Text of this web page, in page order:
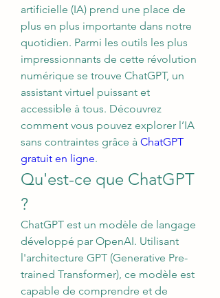
artificielle (IA) prend une place de
plus en plus importante dans notre
quotidien. Parmi les outils les plus
impressionnants de cette révolution
numérique se trouve ChatGPT, un
assistant virtuel puissant et
accessible à tous. Découvrez
comment vous pouvez explorer l’IA
sans contraintes grâce à ChatGPT
gratuit en ligne.
Qu'est-ce que ChatGPT
?
ChatGPT est un modèle de langage
développé par OpenAI. Utilisant
l'architecture GPT (Generative Pre-
trained Transformer), ce modèle est
capable de comprendre et de